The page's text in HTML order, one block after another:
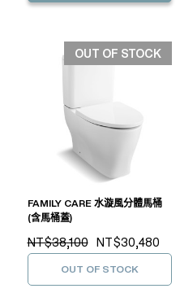
OUT OF STOCK
FAMILY CARE 水漩風分體馬桶
(含馬桶蓋)
NT$38,100 NT$30,480
OUT OF STOCK